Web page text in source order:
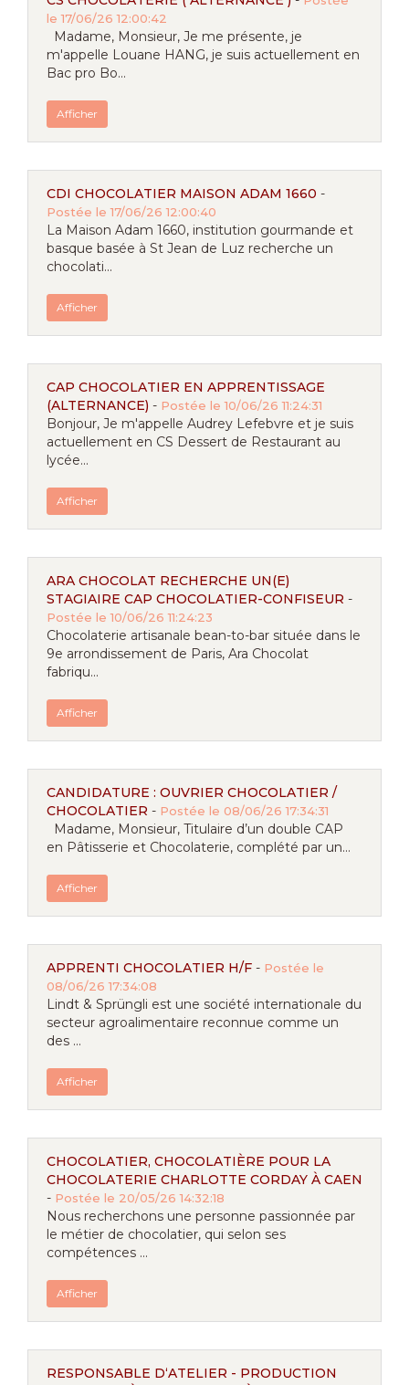
le 17/06/26 12:00:42
Madame, Monsieur, Je me présente, je
m'appelle Louane HANG, je suis actuellement en
Bac pro Bo...
Afficher
CDI CHOCOLATIER MAISON ADAM 1660 -
Postée le 17/06/26 12:00:40
La Maison Adam 1660, institution gourmande et
basque basée à St Jean de Luz recherche un
chocolati...
Afficher
CAP CHOCOLATIER EN APPRENTISSAGE
(ALTERNANCE) - Postée le 10/06/26 11:24:31
Bonjour, Je m'appelle Audrey Lefebvre et je suis
actuellement en CS Dessert de Restaurant au
lycée...
Afficher
ARA CHOCOLAT RECHERCHE UN(E)
STAGIAIRE CAP CHOCOLATIER-CONFISEUR -
Postée le 10/06/26 11:24:23
Chocolaterie artisanale bean-to-bar située dans le
9e arrondissement de Paris, Ara Chocolat
fabriqu...
Afficher
CANDIDATURE : OUVRIER CHOCOLATIER /
CHOCOLATIER - Postée le 08/06/26 17:34:31
Madame, Monsieur, Titulaire d’un double CAP
en Pâtisserie et Chocolaterie, complété par un...
Afficher
APPRENTI CHOCOLATIER H/F - Postée le
08/06/26 17:34:08
Lindt & Sprüngli est une société internationale du
secteur agroalimentaire reconnue comme un
des ...
Afficher
CHOCOLATIER, CHOCOLATIÈRE POUR LA
CHOCOLATERIE CHARLOTTE CORDAY À CAEN
- Postée le 20/05/26 14:32:18
Nous recherchons une personne passionnée par
le métier de chocolatier, qui selon ses
compétences ...
Afficher
RESPONSABLE D‘ATELIER - PRODUCTION